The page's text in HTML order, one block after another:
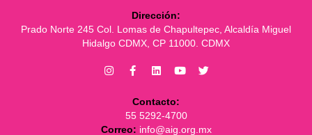
Dirección:
Prado Norte 245 Col. Lomas de Chapultepec, Alcaldía Miguel
Hidalgo CDMX, CP 11000. CDMX
Contacto:
55 5292-4700
Correo: info@aig.org.mx